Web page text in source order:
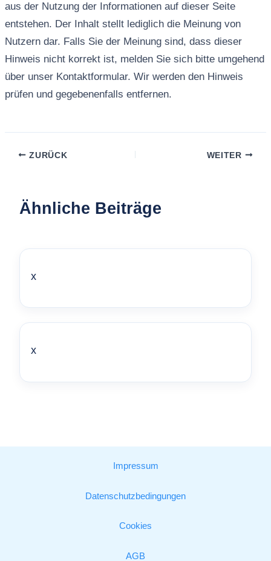
aus der Nutzung der Informationen auf dieser Seite
entstehen. Der Inhalt stellt lediglich die Meinung von
Nutzern dar. Falls Sie der Meinung sind, dass dieser
Hinweis nicht korrekt ist, melden Sie sich bitte umgehend
über unser Kontaktformular. Wir werden den Hinweis
prüfen und gegebenenfalls entfernen.
ZURÜCK WEITER
Ähnliche Beiträge
x
x
Impressum
Datenschutzbedingungen
Cookies
AGB